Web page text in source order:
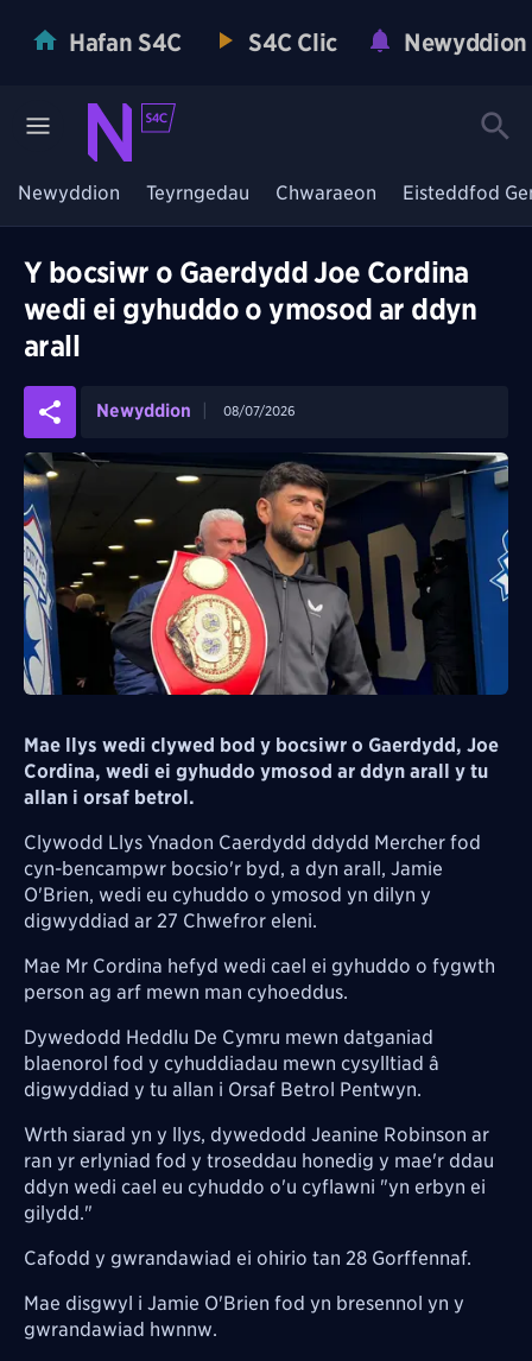
Hafan S4C S4C Clic Newyddion
Newyddion Teyrngedau Chwaraeon Eisteddfod
Y bocsiwr o Gaerdydd Joe Cordina
wedi ei gyhuddo o ymosod ar ddyn
arall
Newyddion 08/07/2026
Mae llys wedi clywed bod y bocsiwr o Gaerdydd, Joe
Cordina, wedi ei gyhuddo ymosod ar ddyn arall y tu
allan i orsaf betrol.
Clywodd Llys Ynadon Caerdydd ddydd Mercher fod
cyn-bencampwr bocsio'r byd, a dyn arall, Jamie
O'Brien, wedi eu cyhuddo o ymosod yn dilyn y
digwyddiad ar 27 Chwefror eleni.
Mae Mr Cordina hefyd wedi cael ei gyhuddo o fygwth
person ag arf mewn man cyhoeddus.
Dywedodd Heddlu De Cymru mewn datganiad
blaenorol fod y cyhuddiadau mewn cysylltiad â
digwyddiad y tu allan i Orsaf Betrol Pentwyn.
Wrth siarad yn y llys, dywedodd Jeanine Robinson ar
ran yr erlyniad fod y troseddau honedig y mae'r ddau
ddyn wedi cael eu cyhuddo o'u cyflawni "yn erbyn ei
gilydd."
Cafodd y gwrandawiad ei ohirio tan 28 Gorffennaf.
Mae disgwyl i Jamie O'Brien fod yn bresennol yn y
gwrandawiad hwnnw.